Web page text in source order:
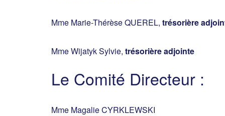
Mme Marie-Thérèse QUEREL, trésorière
Mme Wijatyk Sylvie, trésorière adjointe
Le Comité Directeur :
Mme Magalie CYRKLEWSKI